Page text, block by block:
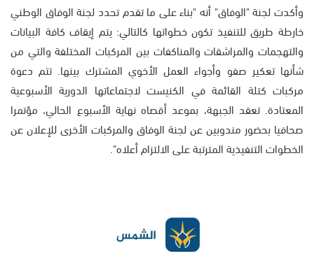
وأكدت لجنة "الوفاق" أنه "بناء على ما تقدم تحدد لجنة الوفاق الوطني
خارطة طريق للتنفيذ تكون خطواتها كالتالي: يتم إيقاف كافة البيانات
والتهجمات والمراشقات والمناكفات بين المركبات المختلفة والتي من
شأنها تعكير صفو وأجواء العمل الأخوي المشترك بينها. تتم دعوة
مركبات كتلة القائمة في الكنيست لاجتماعاتها الدورية الأسبوعية
المعتادة. تعقد الجبهة، بموعد أقصاه نهاية الأسبوع الحالي، مؤتمرا
صحافيا بحضور مندوبين عن لجنة الوفاق والمركبات الأخرى للإعلان عن
الخطوات التنفيذية المترتبة على الالتزام أعلاه".